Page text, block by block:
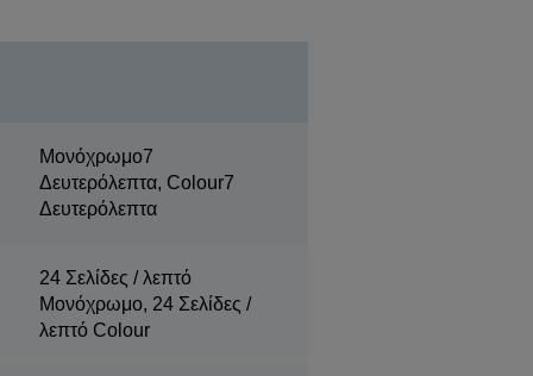
Μονόχρωμο7
Δευτερόλεπτα, Colour7
Δευτερόλεπτα
24 Σελίδες / λεπτό
Μονόχρωμο, 24 Σελίδες /
λεπτό Colour